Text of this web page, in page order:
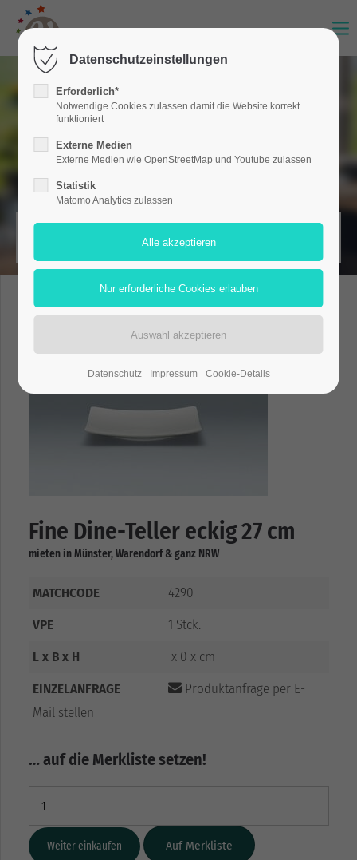
MERKZETTEL (0)
Fine Dine-Teller eckig 27 cm
mieten in Münster, Warendorf & ganz NRW
MATCHCODE
4290
VPE
1 Stck.
L x B x H
x 0 x cm
EINZELANFRAGE
Produktanfrage per E-
Mail stellen
… auf die Merkliste setzen!
Weiter einkaufen
Datenschutzeinstellungen
Erforderlich*
Notwendige Cookies zulassen damit die Website korrekt
funktioniert
Externe Medien
Externe Medien wie OpenStreetMap und Youtube zulassen
Statistik
Matomo Analytics zulassen
Datenschutz Impressum Cookie-Details